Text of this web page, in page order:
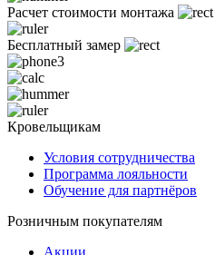
Расчет стоимости монтажа
Бесплатный замер
Кровельщикам
Условия сотрудничества
Программа лояльности
Обучение для партнёров
Розничным покупателям